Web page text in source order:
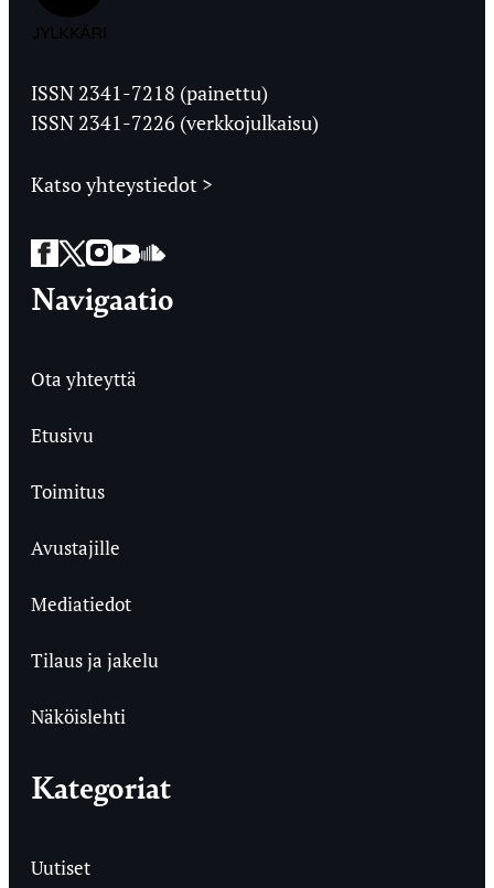
Ylioppilaslehti
ISSN 2341-7218 (painettu)
ISSN 2341-7226 (verkkojulkaisu)
Katso yhteystiedot >
Facebook
Twitter
Instagram
YouTube
SoundCloud
Navigaatio
Ota yhteyttä
Etusivu
Toimitus
Avustajille
Mediatiedot
Tilaus ja jakelu
Näköislehti
Kategoriat
Uutiset